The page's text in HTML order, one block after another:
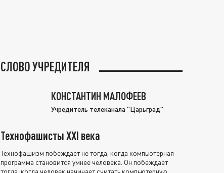
СЛОВО УЧРЕДИТЕЛЯ
КОНСТАНТИН МАЛОФЕЕВ
Учредитель телеканала "Царьград"
Технофашисты XXI века
Технофашизм побеждает не тогда, когда компьютерная
программа становится умнее человека. Он побеждает
тогда, когда человек начинает считать компьютерную